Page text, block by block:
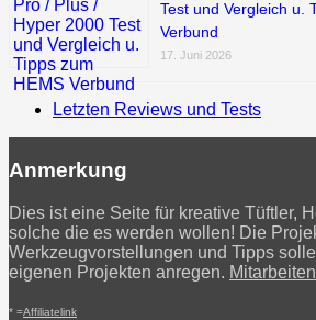
Test und Vergleich u.
Verbund
17. Juni 2026
Letzten Reviews und Tests
Anmerkung
Dies ist eine Seite für kreative Tüftler,
solche die es werden wollen! Die
Werkzeugvorstellungen und Tipps
eigenen Projekten anregen.
* =Affiliatelink